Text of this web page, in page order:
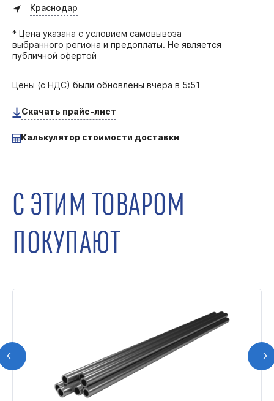
Краснодар
* Цена указана с условием самовывоза
выбранного региона и предоплаты. Не является
публичной офертой
Цены (с НДС) были обновлены вчера в 5:51
Скачать прайс-лист
Калькулятор стоимости доставки
С ЭТИМ ТОВАРОМ
ПОКУПАЮТ